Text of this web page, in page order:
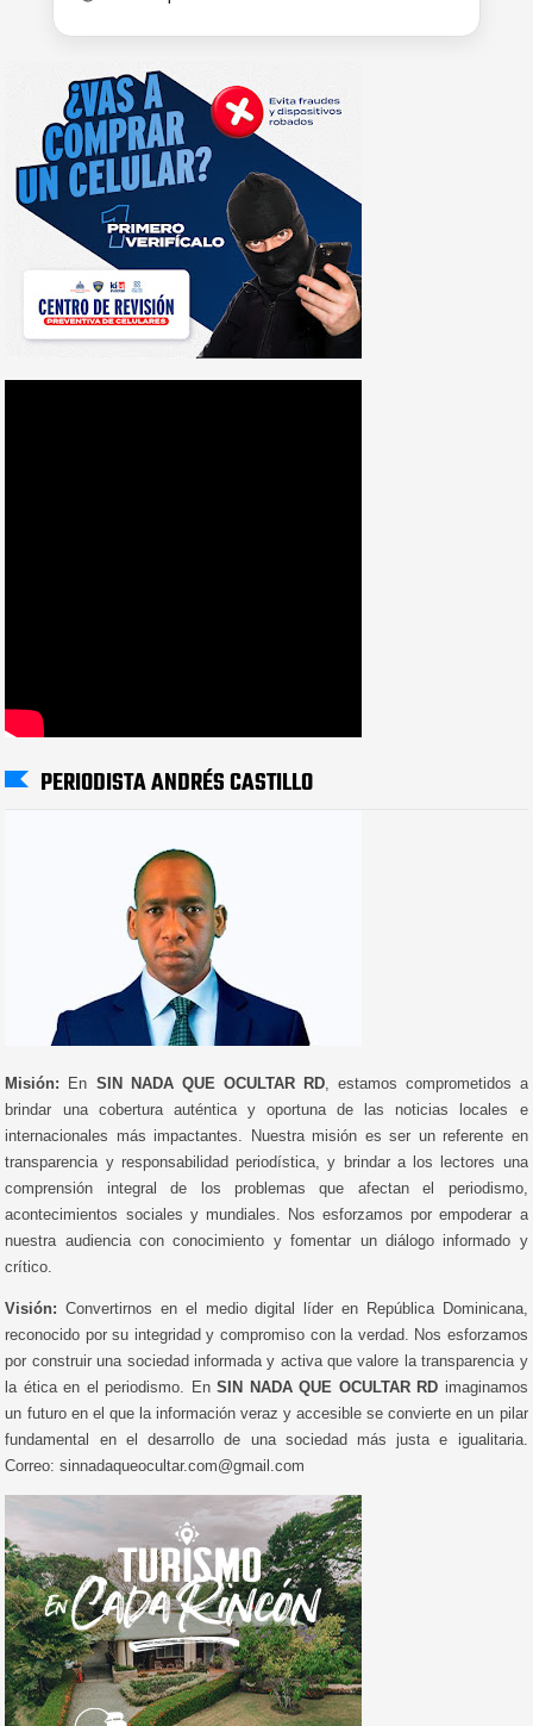
PERIODISTA ANDRÉS CASTILLO
Misión: En SIN NADA QUE OCULTAR RD, estamos comprometidos a
brindar una cobertura auténtica y oportuna de las noticias locales e
internacionales más impactantes. Nuestra misión es ser un referente en
transparencia y responsabilidad periodística, y brindar a los lectores una
comprensión integral de los problemas que afectan el periodismo,
acontecimientos sociales y mundiales. Nos esforzamos por empoderar a
nuestra audiencia con conocimiento y fomentar un diálogo informado y
crítico.
Visión: Convertirnos en el medio digital líder en República Dominicana,
reconocido por su integridad y compromiso con la verdad. Nos esforzamos
por construir una sociedad informada y activa que valore la transparencia y
la ética en el periodismo. EnSIN NADA QUE OCULTAR RD imaginamos
un futuro en el que la información veraz y accesible se convierte en un pilar
fundamental en el desarrollo de una sociedad más justa e igualitaria.
Correo: sinnadaqueocultar.com@gmail.com